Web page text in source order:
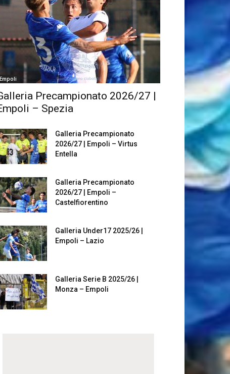
Empoli
Precampionato 2026/27 |
– Spezia
Galleria Precampionato
2026/27 | Empoli – Virtus
Entella
Galleria Precampionato
2026/27 | Empoli –
Castelfiorentino
Galleria Under17 2025/26 |
Empoli – Lazio
Galleria Serie B 2025/26 |
Monza – Empoli